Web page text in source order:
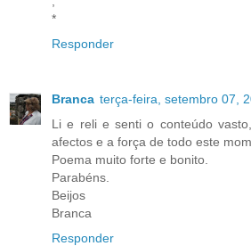
*
Responder
Branca terça-feira, setembro 07,
Li e reli e senti o conteúdo
afectos e a força de todo este
Poema muito forte e bonito.
Parabéns.
Beijos
Branca
Responder